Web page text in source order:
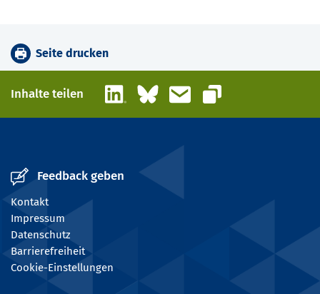
Seite drucken
Inhalte teilen LinkedInBlueskyE-Mail
Link kopieren
Feedback geben
Kontakt
Impressum
Datenschutz
Barrierefreiheit
Cookie-Einstellungen